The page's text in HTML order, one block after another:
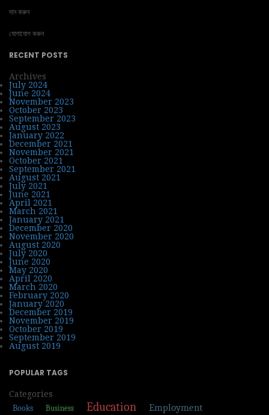
দান করুন
যোগাযোগ করুন
RECENT POSTS
Archives
July 2024
June 2024
November 2023
October 2023
September 2023
August 2023
January 2022
December 2021
November 2021
October 2021
September 2021
August 2021
July 2021
June 2021
April 2021
March 2021
January 2021
December 2020
November 2020
August 2020
July 2020
June 2020
May 2020
April 2020
March 2020
February 2020
January 2020
December 2019
November 2019
October 2019
September 2019
August 2019
POPULAR TAGS
Categories
Books Business Education Employment